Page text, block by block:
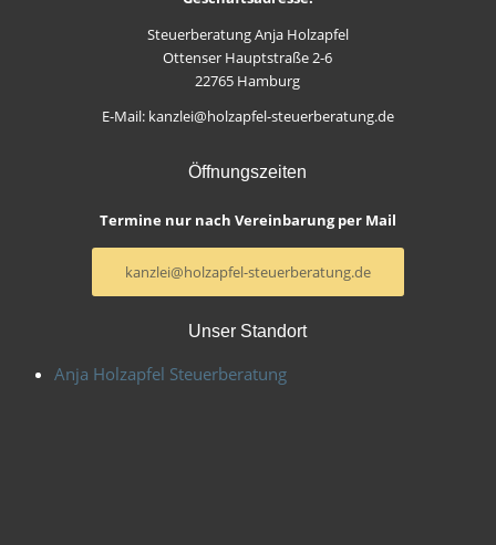
Steuerberatung Anja Holzapfel
Ottenser Hauptstraße 2-6
22765 Hamburg
E-Mail: kanzlei@holzapfel-steuerberatung.de
Öffnungszeiten
Termine nur nach Vereinbarung per Mail
kanzlei@holzapfel-steuerberatung.de
Unser Standort
Anja Holzapfel Steuerberatung